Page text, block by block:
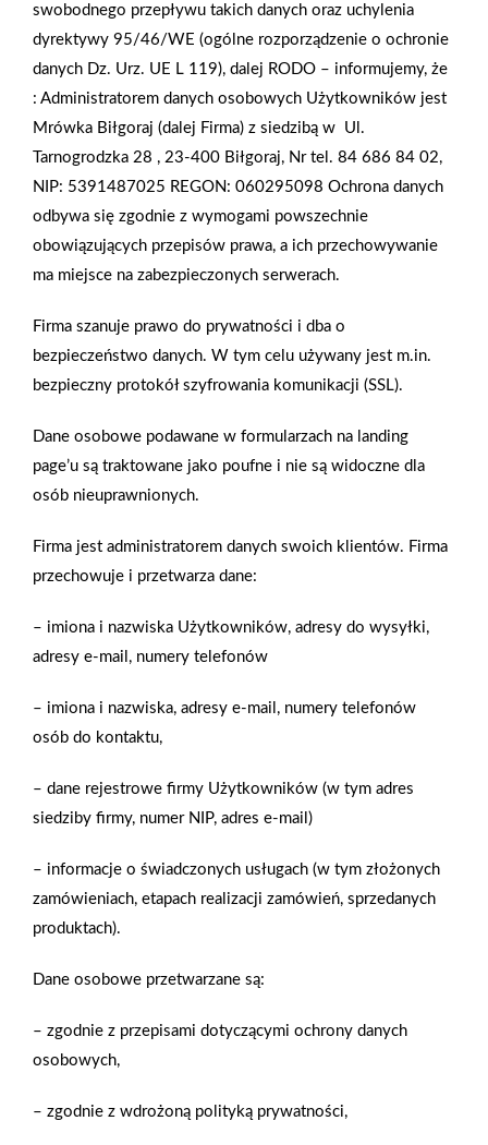
problemu.Elewacja, czyli zewnętrzna powierzchnia ściany
budynku jest wizytówką i pełni ważną rolę w wyglądzie
każdego budynku, definiując przy tym charakter całej
konstrukcji. Jest elementem, który bezpośrednio wpływa na
sposób, w jaki odbierany jest obiekt, a także pomaga podkreślić
jego estetykę i indywidualizm. Chcąc nadać budynkowi
wyjątkowy charakter, nie musimy sięgać po drogie materiały,
takie jak drewno czy kamień. Nieograniczone możliwości
nadania indywidualnego stylu dają nam zewnętrzne tynki
ozdobne, które pozwalają na stworzenie unikatowych wzorów,
tworzenie żłobień i wzorów? Żaden problem! Warunki są dwa:
nasza wyobraźnia i dostęp do nieograniczonych możliwości
aranżacyjnych w postaci dużego wyboru efektów, faktur,
firma BOLIX - ekspert w zaspokajaniu najbardziej
wyrafinowanych potrzeb klienta. Zdj. 1. Tynki i panele
odpornymi na uszkodzenia, zarysowania lub pęknięcia potrafią
jednocześnie dobrze zamaskować wszelkie niedoskonałości
produktową oraz ciekawe i nowoczesne rozwiązania
systemowe. W tej dziedzinie BOLIX oferuje naprawdę wiele,
produktów. Tynki i panele ozdobne z oferty BOLIX DESIGN
COLLECTION charakteryzują się mnogością możliwości
niebanalnych wzorów imitujących, np. drewno, kamień lub
z precyzyjnym dopracowaniem detali będą stanowić
niewątpliwą ozdobę, a zastosowanie starannie
skomponowanych kruszyw, takich jak mika i spoiwa akrylowe
dekoracyjne to propozycja dla osób szukających oryginalnych
swobodnego przepływu takich danych oraz uchylenia
dyrektywy 95/46/WE (ogólne rozporządzenie o ochronie
danych Dz. Urz. UE L 119), dalej RODO – informujemy, że
: Administratorem danych osobowych Użytkowników jest
Mrówka Biłgoraj (dalej Firma) z siedzibą w Ul.
Tarnogrodzka 28 , 23-400 Biłgoraj, Nr tel. 84 686 84 02,
NIP: 5391487025 REGON: 060295098 Ochrona danych
odbywa się zgodnie z wymogami powszechnie
obowiązujących przepisów prawa, a ich przechowywanie
ma miejsce na zabezpieczonych serwerach.
Firma szanuje prawo do prywatności i dba o
bezpieczeństwo danych. W tym celu używany jest m.in.
bezpieczny protokół szyfrowania komunikacji (SSL).
Dane osobowe podawane w formularzach na landing
page’u są traktowane jako poufne i nie są widoczne dla
osób nieuprawnionych.
Firma jest administratorem danych swoich klientów. Firma
przechowuje i przetwarza dane:
– imiona i nazwiska Użytkowników, adresy do wysyłki,
adresy e-mail, numery telefonów
– imiona i nazwiska, adresy e-mail, numery telefonów
osób do kontaktu,
– dane rejestrowe firmy Użytkowników (w tym adres
siedziby firmy, numer NIP, adres e-mail)
– informacje o świadczonych usługach (w tym złożonych
zamówieniach, etapach realizacji zamówień, sprzedanych
produktach).
Dane osobowe przetwarzane są:
– zgodnie z przepisami dotyczącymi ochrony danych
osobowych,
– zgodnie z wdrożoną polityką prywatności,